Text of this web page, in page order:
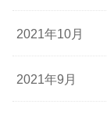
2021年10月
2021年9月